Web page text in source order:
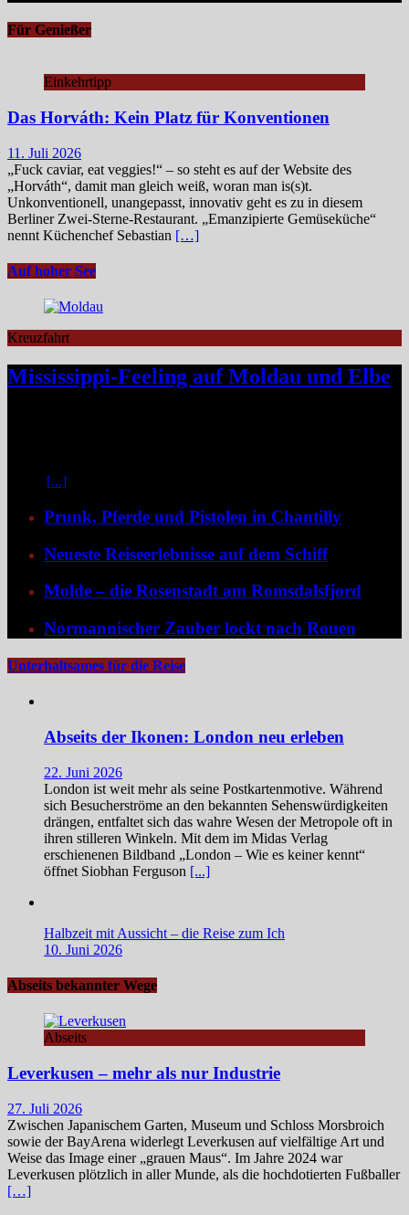
Für Genießer
Einkehrtipp
Das Horváth: Kein Platz für Konventionen
11. Juli 2026
„Fuck caviar, eat veggies!“ – so steht es auf der Website des
„Horváth“, damit man gleich weiß, woran man is(s)t.
Unkonventionell, unangepasst, innovativ geht es zu in diesem
Berliner Zwei-Sterne-Restaurant. „Emanzipierte Gemüseküche“
nennt Küchenchef Sebastian […]
Auf hoher See
Kreuzfahrt
Mississippi-Feeling auf Moldau und Elbe
[...]
Prunk, Pferde und Pistolen in Chantilly
Neueste Reiseerlebnisse auf dem Schiff
Molde – die Rosenstadt am Romsdalsfjord
Normannischer Zauber lockt nach Rouen
Unterhaltsames für die Reise
Abseits der Ikonen: London neu erleben
22. Juni 2026
London ist weit mehr als seine Postkartenmotive. Während
sich Besucherströme an den bekannten Sehenswürdigkeiten
drängen, entfaltet sich das wahre Wesen der Metropole oft in
ihren stilleren Winkeln. Mit dem im Midas Verlag
erschienenen Bildband „London – Wie es keiner kennt“
öffnet Siobhan Ferguson [...]
Halbzeit mit Aussicht – die Reise zum Ich
10. Juni 2026
Abseits bekannter Wege
Abseits
Leverkusen – mehr als nur Industrie
27. Juli 2026
Zwischen Japanischem Garten, Museum und Schloss Morsbroich
sowie der BayArena widerlegt Leverkusen auf vielfältige Art und
Weise das Image einer „grauen Maus“. Im Jahre 2024 war
Leverkusen plötzlich in aller Munde, als die hochdotierten Fußballer
[…]